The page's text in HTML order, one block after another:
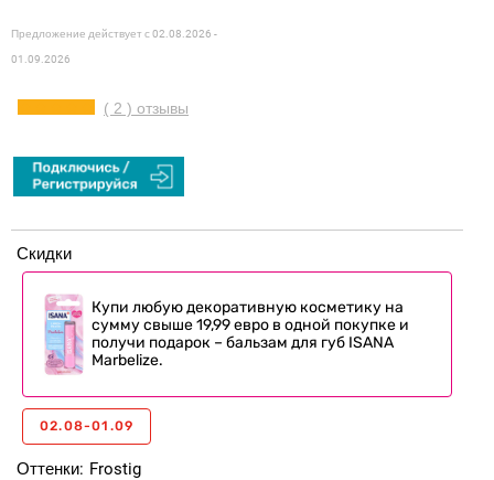
Предложение действует с02.08.2026 -
01.09.2026
( 2 ) отзывы
Оттенки Frostig
Скидки
Купи любую декоративную косметику на
сумму свыше 19,99 евро в одной покупке и
получи подарок – бальзам для губ ISANA
Marbelize.
02.08-01.09